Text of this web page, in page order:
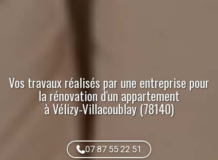
Vos travaux réalisés parune entreprise pour
la rénovation d'un appartement
à Vélizy-Villacoublay (78140)
07 87 55 22 51